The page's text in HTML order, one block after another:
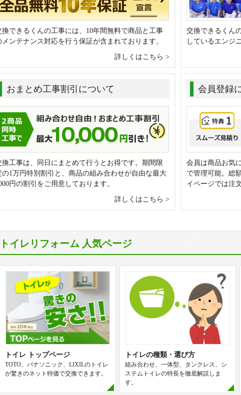
換できるくんの工事には、10年間無料で商品と工事
メンテナンス対応を行う保証が含まれております。
詳しくはこちら
交換できるくん
しているエンジ
おまとめ工事割引について
換工事は、同日にまとめて行うとお得です。期間限
の1万円特別割引と、商品の組み合わせが自由な最大
円の割引をご用意しております。
詳しくはこちら
会員登録
会員は商品お気
で管理可能。総
イページでは注
トイレリフォーム 人気ページ
トイレ トップページ
TOTO、パナソニック、LIXILのトイレ
が驚きのネット特価で交換できます。
トイレの種類・選び方
組み合わせ、一体型、タンクレス、シ
ステムトイレの特長を徹底解説しま
す。